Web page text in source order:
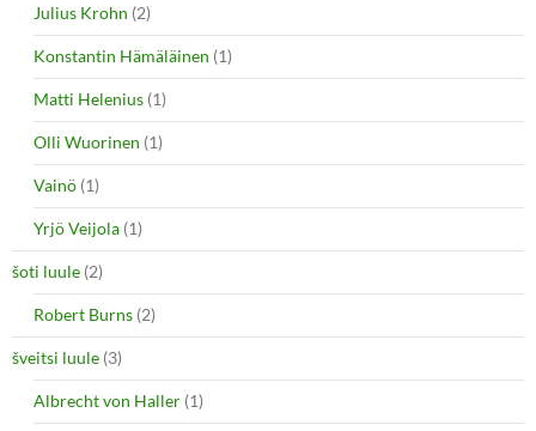
Julius Krohn (2)
Konstantin Hämäläinen (1)
Matti Helenius (1)
Olli Wuorinen (1)
Vainö (1)
Yrjö Veijola (1)
šoti luule (2)
Robert Burns (2)
šveitsi luule (3)
Albrecht von Haller (1)